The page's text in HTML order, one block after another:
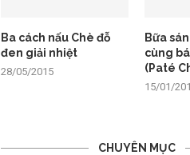
Ba cách nấu Chè đỗ
đen giải nhiệt
28/05/2015
Bữa
cùng
(Paté
15/01/
CHUYÊN MỤC